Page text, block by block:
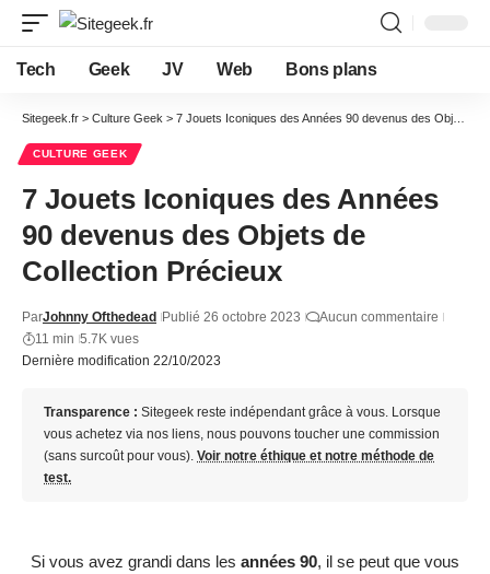
Tech Geek JV Web Bons plans
Sitegeek.fr > Culture Geek > 7 Jouets Iconiques des Années 90 devenus des Objets de Collection Précieux
CULTURE GEEK
7 Jouets Iconiques des Années
90 devenus des Objets de
Collection Précieux
Dernière modification 22/10/2023
ParJohnny Ofthedead Publié 26 octobre 2023
Aucun commentaire
11 min 5.7K vues
Transparence : Sitegeek reste indépendant grâce à vous. Lorsque
vous achetez via nos liens, nous pouvons toucher une commission
(sans surcoût pour vous). Voir notre éthique et notre méthode de
test.
Si vous avez grandi dans les années 90, il se peut que vous